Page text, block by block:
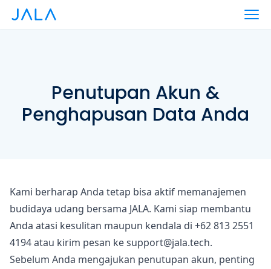
Penutupan Akun &
Penghapusan Data Anda
Kami berharap Anda tetap bisa aktif memanajemen
budidaya udang bersama JALA. Kami siap membantu
Anda atasi kesulitan maupun kendala di +62 813 2551
4194 atau kirim pesan ke support@jala.tech.
Sebelum Anda mengajukan penutupan akun, penting